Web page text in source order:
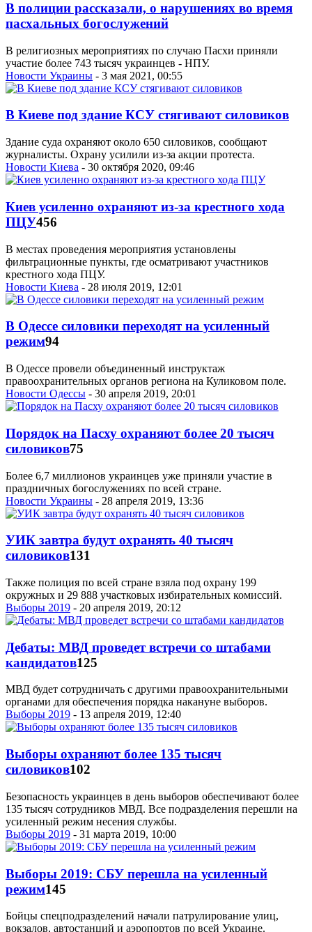
В полиции рассказали, о нарушениях во время
пасхальных богослужений
В религиозных мероприятиях по случаю Пасхи приняли
участие более 743 тысяч украинцев - НПУ.
Новости Украины - 3 мая 2021, 00:55
В Киеве под здание КСУ стягивают силовиков
Здание суда охраняют около 650 силовиков, сообщают
журналисты. Охрану усилили из-за акции протеста.
Новости Киева - 30 октября 2020, 09:46
Киев усиленно охраняют из-за крестного хода
ПЦУ456
В местах проведения мероприятия установлены
фильтрационные пункты, где осматривают участников
крестного хода ПЦУ.
Новости Киева - 28 июля 2019, 12:01
В Одессе силовики переходят на усиленный
режим94
В Одессе провели объединенный инструктаж
правоохранительных органов региона на Куликовом поле.
Новости Одессы - 30 апреля 2019, 20:01
Порядок на Пасху охраняют более 20 тысяч
силовиков75
Более 6,7 миллионов украинцев уже приняли участие в
праздничных богослужениях по всей стране.
Новости Украины - 28 апреля 2019, 13:36
УИК завтра будут охранять 40 тысяч
силовиков131
Также полиция по всей стране взяла под охрану 199
окружных и 29 888 участковых избирательных комиссий.
Выборы 2019 - 20 апреля 2019, 20:12
Дебаты: МВД проведет встречи со штабами
кандидатов125
МВД будет сотрудничать с другими правоохранительными
органами для обеспечения порядка накануне выборов.
Выборы 2019 - 13 апреля 2019, 12:40
Выборы охраняют более 135 тысяч
силовиков102
Безопасность украинцев в день выборов обеспечивают более
135 тысяч сотрудников МВД. Все подразделения перешли на
усиленный режим несения службы.
Выборы 2019 - 31 марта 2019, 10:00
Выборы 2019: СБУ перешла на усиленный
режим145
Бойцы спецподразделений начали патрулирование улиц,
вокзалов, автостанций и аэропортов по всей Украине.